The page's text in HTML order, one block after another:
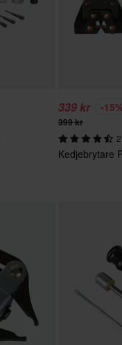
339 kr -
399 kr
Kedjebrytare